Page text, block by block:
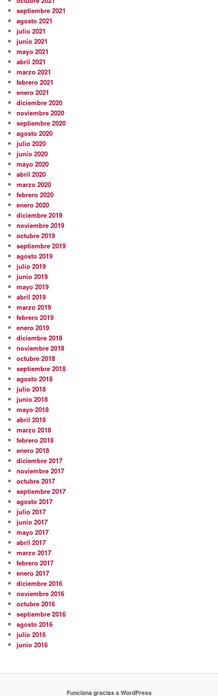
septiembre 2021
agosto 2021
julio 2021
junio 2021
mayo 2021
abril 2021
marzo 2021
febrero 2021
enero 2021
diciembre 2020
noviembre 2020
septiembre 2020
agosto 2020
julio 2020
junio 2020
mayo 2020
abril 2020
marzo 2020
febrero 2020
enero 2020
diciembre 2019
noviembre 2019
octubre 2019
septiembre 2019
agosto 2019
julio 2019
junio 2019
mayo 2019
abril 2019
marzo 2019
febrero 2019
enero 2019
diciembre 2018
noviembre 2018
octubre 2018
septiembre 2018
agosto 2018
julio 2018
junio 2018
mayo 2018
abril 2018
marzo 2018
febrero 2018
enero 2018
diciembre 2017
noviembre 2017
octubre 2017
septiembre 2017
agosto 2017
julio 2017
junio 2017
mayo 2017
abril 2017
marzo 2017
febrero 2017
enero 2017
diciembre 2016
noviembre 2016
octubre 2016
septiembre 2016
agosto 2016
julio 2016
junio 2016
Funciona gracias a WordPress